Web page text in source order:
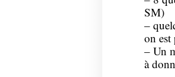
SM)
–
on est
– Un
à